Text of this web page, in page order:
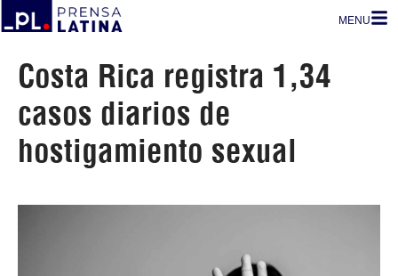
MENU
Costa Rica registra 1,34
casos diarios de
hostigamiento sexual